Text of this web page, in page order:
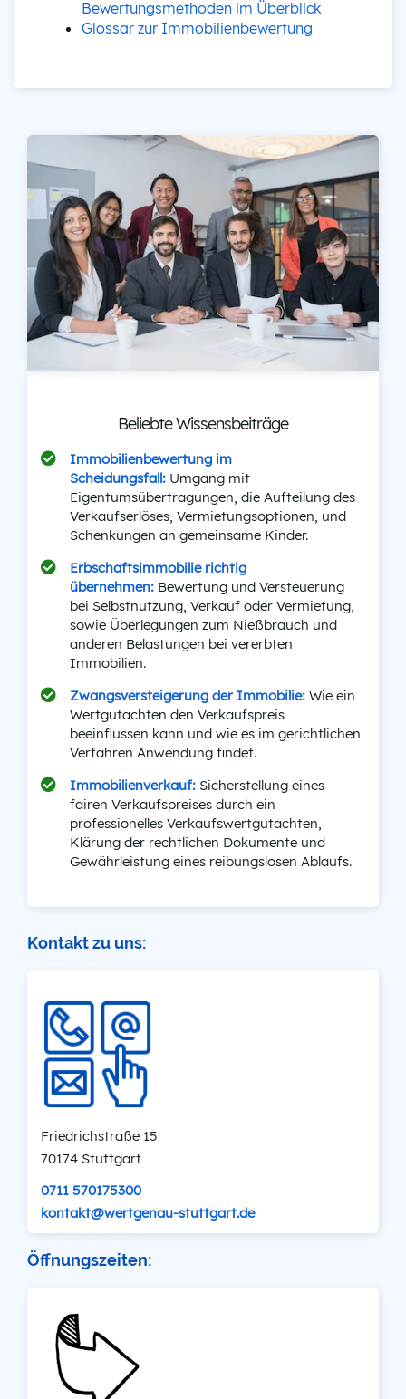
Bewertungsmethoden im Überblick
Glossar zur Immobilienbewertung
Beliebte Wissensbeiträge
Immobilienbewertung im
Scheidungsfall: Umgang mit
Eigentumsübertragungen, die Aufteilung des
Verkaufserlöses, Vermietungsoptionen, und
Schenkungen an gemeinsame Kinder.
Erbschaftsimmobilie richtig
übernehmen: Bewertung und Versteuerung
bei Selbstnutzung, Verkauf oder Vermietung,
sowie Überlegungen zum Nießbrauch und
anderen Belastungen bei vererbten
Immobilien.
Zwangsversteigerung der Immobilie: Wie ein
Wertgutachten den Verkaufspreis
beeinflussen kann und wie es im gerichtlichen
Verfahren Anwendung findet.
Immobilienverkauf: Sicherstellung eines
fairen Verkaufspreises durch ein
professionelles Verkaufswertgutachten,
Klärung der rechtlichen Dokumente und
Gewährleistung eines reibungslosen Ablaufs.
Kontakt zu uns:
Friedrichstraße 15
70174 Stuttgart
0711 570175300
kontakt@wertgenau-stuttgart.de
Öffnungszeiten: